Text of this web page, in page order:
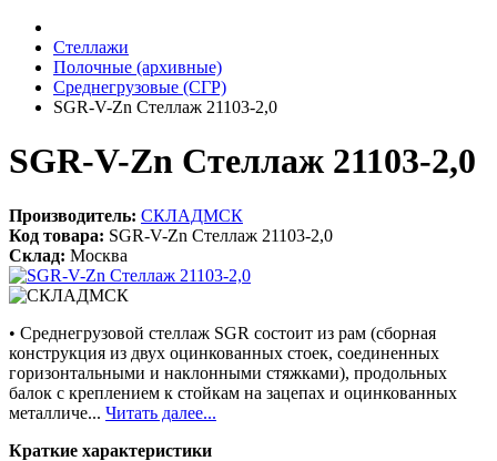
Стеллажи
Полочные (архивные)
Среднегрузовые (СГР)
SGR-V-Zn Стеллаж 21103-2,0
SGR-V-Zn Стеллаж 21103-2,0
Производитель: СКЛАДМСК
Код товара: SGR-V-Zn Стеллаж 21103-2,0
Склад: Москва
• Среднегрузовой стеллаж SGR состоит из рам (сборная
конструкция из двух оцинкованных стоек, соединенных
горизонтальными и наклонными стяжками), продольных
балок с креплением к стойкам на зацепах и оцинкованных
металличе... Читать далее...
Краткие характеристики